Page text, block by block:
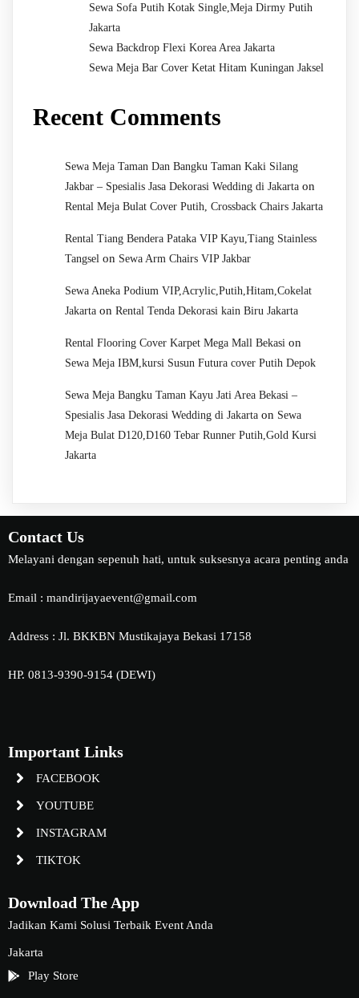
Sewa Sofa Putih Kotak Single,Meja Dirmy Putih
Jakarta
Sewa Backdrop Flexi Korea Area Jakarta
Sewa Meja Bar Cover Ketat Hitam Kuningan Jaksel
Recent Comments
Sewa Meja Taman Dan Bangku Taman Kaki Silang
Jakbar – Spesialis Jasa Dekorasi Wedding di Jakarta on
Rental Meja Bulat Cover Putih, Crossback Chairs Jakarta
Rental Tiang Bendera Pataka VIP Kayu,Tiang Stainless
Tangsel on Sewa Arm Chairs VIP Jakbar
Sewa Aneka Podium VIP,Acrylic,Putih,Hitam,Cokelat
Jakarta on Rental Tenda Dekorasi kain Biru Jakarta
Rental Flooring Cover Karpet Mega Mall Bekasi on
Sewa Meja IBM,kursi Susun Futura cover Putih Depok
Sewa Meja Bangku Taman Kayu Jati Area Bekasi –
Spesialis Jasa Dekorasi Wedding di Jakarta on Sewa
Meja Bulat D120,D160 Tebar Runner Putih,Gold Kursi
Jakarta
Contact Us
Melayani dengan sepenuh hati, untuk suksesnya acara penting anda
Email : mandirijayaevent@gmail.com
Address : Jl. BKKBN Mustikajaya Bekasi 17158
HP. 0813-9390-9154 (DEWI)
Important Links
FACEBOOK
YOUTUBE
INSTAGRAM
TIKTOK
Download The App
Jadikan Kami Solusi Terbaik Event Anda
Jakarta
Play Store